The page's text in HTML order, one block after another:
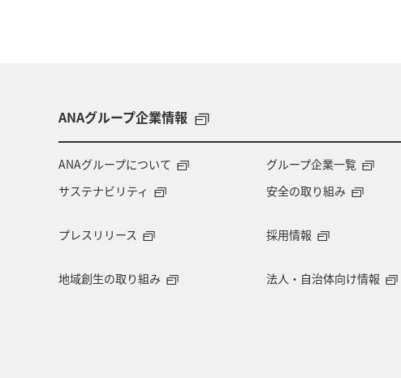
ANAグループ企業情報
ANAグループについて グループ企業一覧
サステナビリティ
安全の取り組み
プレスリリース
採用情報
地域創生の取り組み 法人・自治体向け情報